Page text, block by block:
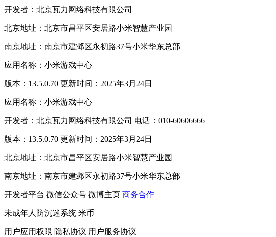
开发者：北京瓦力网络科技有限公司
北京地址：北京市昌平区安居路小米智慧产业园
南京地址：南京市建邺区永初路37号小米华东总部
应用名称：小米游戏中心
版本：13.5.0.70 更新时间：2025年3月24日
应用名称：小米游戏中心
开发者：北京瓦力网络科技有限公司 电话：010-60606666
版本：13.5.0.70 更新时间：2025年3月24日
北京地址：北京市昌平区安居路小米智慧产业园
南京地址：南京市建邺区永初路37号小米华东总部
开发者平台 微信公众号 微博主页 商务合作
未成年人防沉迷系统 米币
用户应用权限 隐私协议 用户服务协议